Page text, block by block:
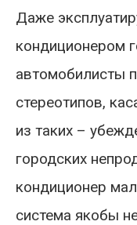
Даже
кондиционером
автомобилисты
стереотипов,
из таких –
городских
кондиционер
система якобы